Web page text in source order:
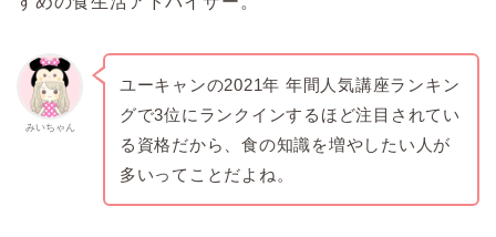
みいちゃん
ユーキャンの2021年 年間人気講座ランキン
グで3位にランクインするほど注目されてい
る資格だから、食の知識を増やしたい人が
多いってことだよね。